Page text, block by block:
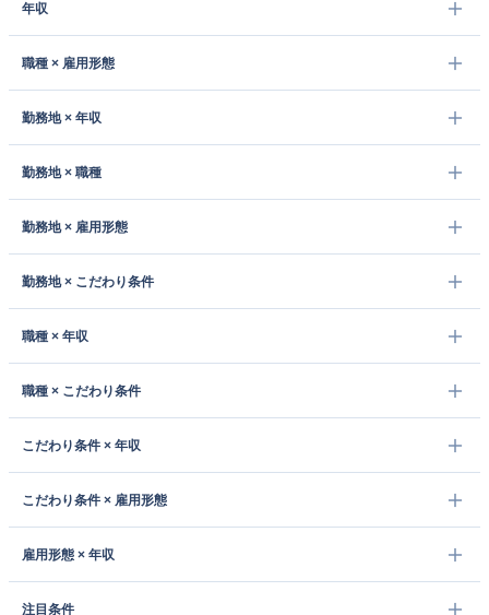
年収
職種 × 雇用形態
勤務地 × 年収
勤務地 × 職種
勤務地 × 雇用形態
勤務地 × こだわり条件
職種 × 年収
職種 × こだわり条件
こだわり条件 × 年収
こだわり条件 × 雇用形態
雇用形態 × 年収
注目条件